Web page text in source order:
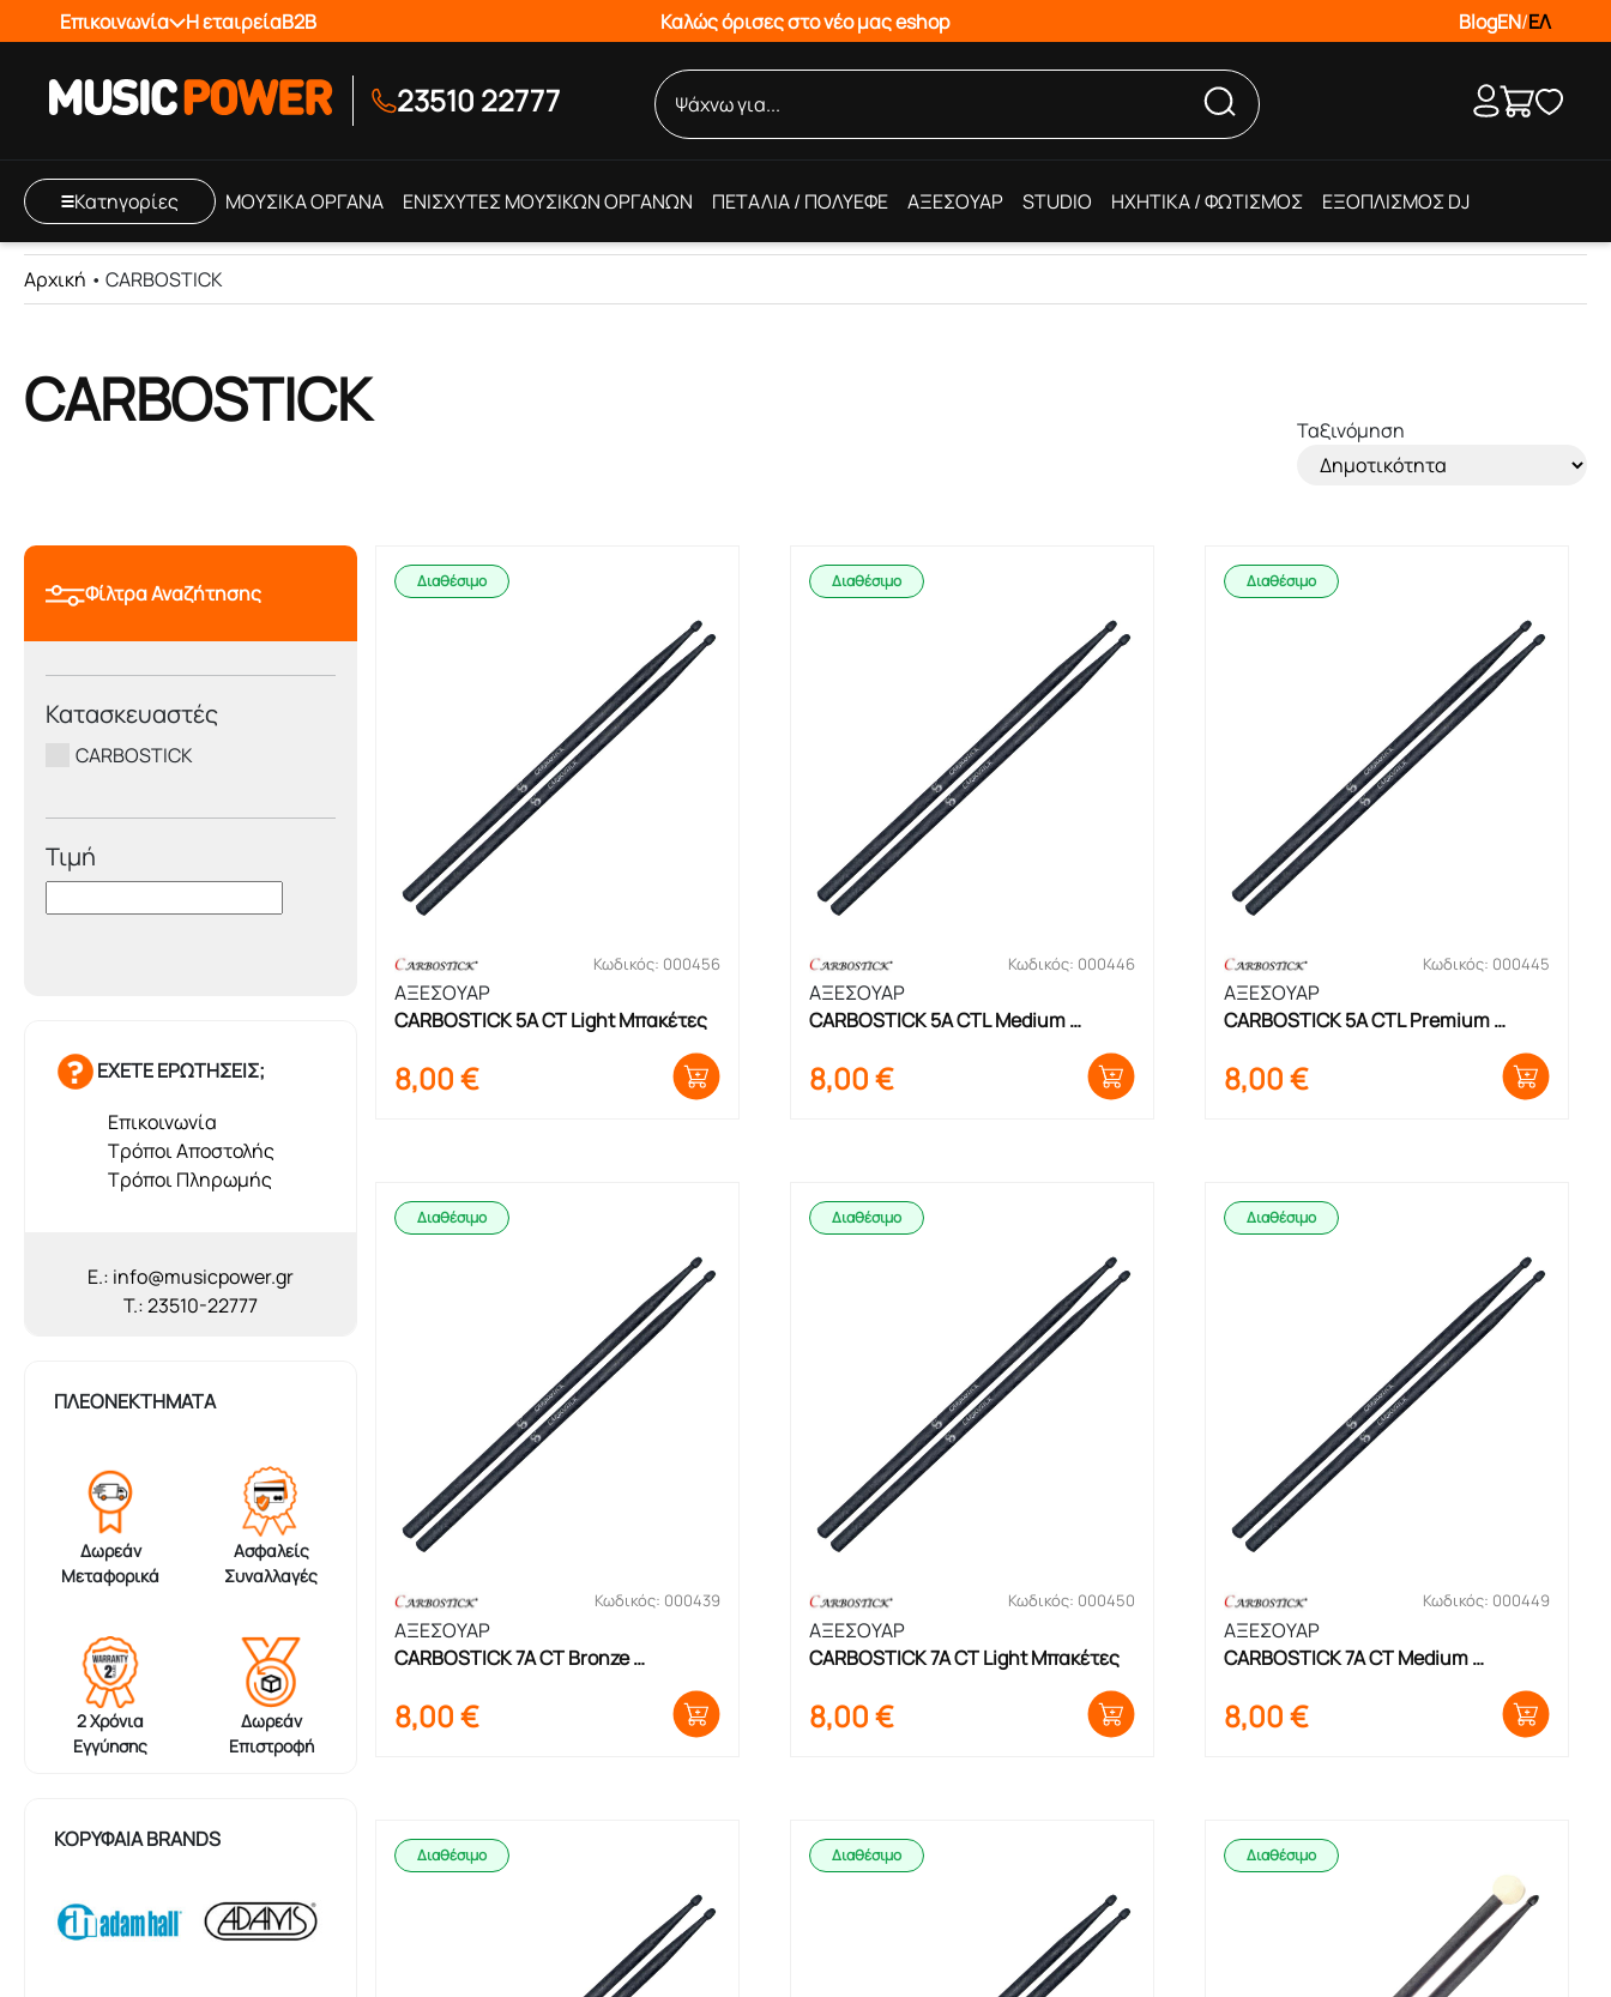
Επικοινωνία Η εταιρείαB2B Καλώς όρισες στο νέο μας eshop BlogEN/ΕΛ
23510 22777
Κατηγορίες ΜΟΥΣΙΚΑ ΟΡΓΑΝΑ ΕΝΙΣΧΥΤΕΣ ΜΟΥΣΙΚΩΝ ΟΡΓΑΝΩΝ ΠΕΤΑΛΙΑ / ΠΟΛΥΕΦΕ ΑΞΕΣΟΥΑΡ STUDIO ΗΧΗΤΙΚΑ / ΦΩΤΙΣΜΟΣ ΕΞΟΠΛΙΣΜΟΣ DJ
Αρχική • CARBOSTICK
CARBOSTICK Ταξινόμηση
Φίλτρα Αναζήτησης
Κατασκευαστές
CARBOSTICK
Τιμή
ΕΧΕΤΕ ΕΡΩΤΗΣΕΙΣ;
Επικοινωνία
Τρόποι Αποστολής
Τρόποι Πληρωμής
E.: info@musicpower.gr
T.: 23510-22777
ΠΛΕΟΝΕΚΤΗΜΑΤΑ
Δωρεάν
Μεταφορικά
Ασφαλείς
Συναλλαγές
2 Χρόνια
Εγγύησης
Δωρεάν
Επιστροφή
ΚΟΡΥΦΑΊΑ BRANDS
Διαθέσιμο
Κωδικός: 000456
ΑΞΕΣΟΥΑΡ
CARBOSTICK 5A CT Light Μπακέτες
8,00€
Διαθέσιμο
Κωδικός: 000446
ΑΞΕΣΟΥΑΡ
CARBOSTICK 5A CTL Medium
8,00€
Διαθέσιμο
Κωδικός: 000445
ΑΞΕΣΟΥΑΡ
CARBOSTICK 5A CTL Premium
8,00€
Διαθέσιμο
Κωδικός: 000439
ΑΞΕΣΟΥΑΡ
CARBOSTICK 7A CT Bronze
8,00€
Διαθέσιμο
Κωδικός: 000450
ΑΞΕΣΟΥΑΡ
CARBOSTICK 7A CT Light Μπακέτες
8,00€
Διαθέσιμο
Κωδικός: 000449
ΑΞΕΣΟΥΑΡ
CARBOSTICK 7A CT Medium
8,00€
Διαθέσιμο Διαθέσιμο Διαθέσιμο